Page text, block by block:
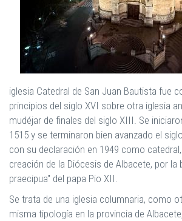
iglesia Catedral de San Juan Bautista fue
principios del siglo XVI sobre otra iglesia
mudéjar de finales del siglo XIII. Se
1515 y se terminaron bien avanzado el
con su declaración en 1949 como
creación de la Diócesis de Albacete, por la
praecipua" del papa Pio XII.
Se trata de una iglesia columnaria, como
misma tipología en la provincia de